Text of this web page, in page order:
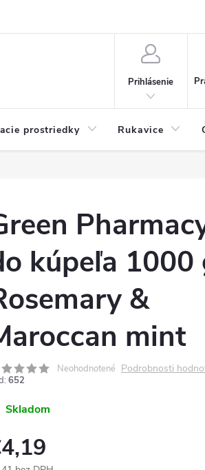
Prihlásenie
prostriedky Rukavice
kúpeľa 1000
&
mint
Neohodnotené Podrobnosti
652
Skladom